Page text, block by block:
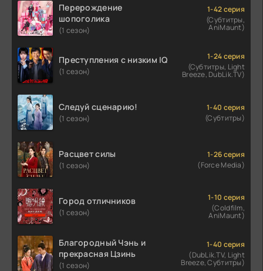
Перерождение
шопоголика
(1 сезон)
1-42 серия
(Субтитры,
AniMaunt)
Преступления с низким IQ
(1 сезон)
1-24 серия
(Субтитры, Light
Breeze, DubLik.TV)
Следуй сценарию!
(1 сезон)
1-40 серия
(Субтитры)
Расцвет силы
(1 сезон)
1-26 серия
(Force Media)
Город отличников
(1 сезон)
1-10 серия
(Coldfilm,
AniMaunt)
Благородный Чэнь и
прекрасная Цзинь
(1 сезон)
1-40 серия
(DubLik.TV, Light
Breeze, Субтитры)